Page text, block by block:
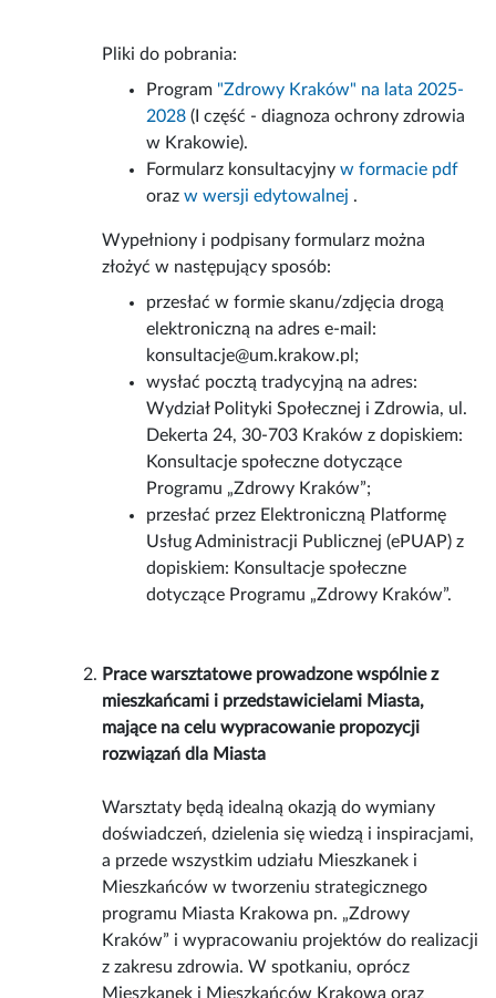
Pliki do pobrania:
Program "Zdrowy Kraków" na lata 2025-
2028 (I część - diagnoza ochrony zdrowia
w Krakowie).
Formularz konsultacyjnyw formacie pdf
orazw wersji edytowalnej .
Wypełniony i podpisany formularz można
złożyć w następujący sposób:
przesłać w formie skanu/zdjęcia drogą
elektroniczną na adres e-mail:
konsultacje@um.krakow.pl;
wysłać pocztą tradycyjną na adres:
Wydział Polityki Społecznej i Zdrowia, ul.
Dekerta 24, 30-703 Kraków z dopiskiem:
Konsultacje społeczne dotyczące
Programu „Zdrowy Kraków”;
przesłać przez Elektroniczną Platformę
Usług Administracji Publicznej (ePUAP) z
dopiskiem: Konsultacje społeczne
dotyczące Programu „Zdrowy Kraków”.
Prace warsztatowe prowadzone wspólnie z
mieszkańcami i przedstawicielami Miasta,
mające na celu wypracowanie propozycji
rozwiązań dla Miasta
Warsztaty będą idealną okazją do wymiany
doświadczeń, dzielenia się wiedzą i inspiracjami,
a przede wszystkim udziału Mieszkanek i
Mieszkańców w tworzeniu strategicznego
programu Miasta Krakowa pn. „Zdrowy
Kraków” i wypracowaniu projektów do realizacji
z zakresu zdrowia. W spotkaniu, oprócz
Mieszkanek i Mieszkańców Krakowa oraz